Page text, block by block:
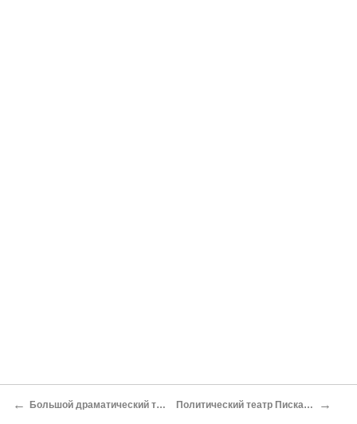
← Большой драматический театр Политический театр Пискатора →